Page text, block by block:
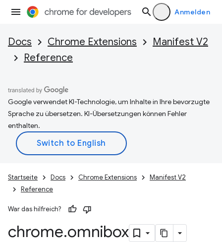
Anmelden
Docs Chrome Extensions
Manifest V2
Reference
Google verwendet KI-Technologie, um Inhalte in Ihre bevorzugte
Sprache zu übersetzen. KI-Übersetzungen können Fehler
enthalten.
Startseite Docs Chrome Extensions
Manifest V2
Reference
War das hilfreich?
chrome.omnibox